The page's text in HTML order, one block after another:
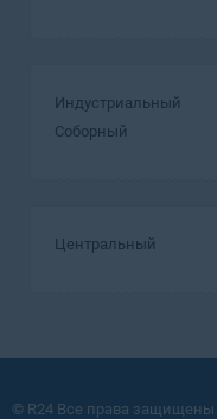
Индустриальный
Соборный
Центральный
© R24 Все права защищены